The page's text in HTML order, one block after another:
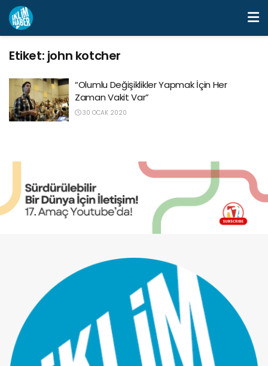
Etiket: john kotcher
“Olumlu Değişiklikler Yapmak İçin Her
Zaman Vakit Var”
30 OCAK 2020